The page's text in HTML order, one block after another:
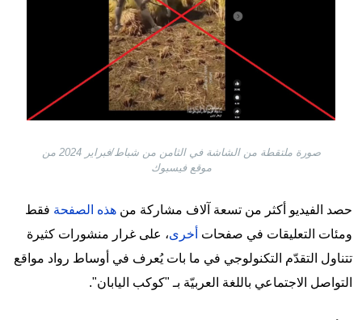
صورة ملتقطة من الشاشة في الثامن من شباط/فبراير 2024 من
موقع فيسبوك
حصد الفيديو أكثر من تسعة آلاف مشاركة من هذه الصفحة فقط
ومئات التعليقات في صفحات أخرى، على غرار منشورات كثيرة
تتناول التقدّم التكنولوجي في ما بات يُعرف في أوساط رواد مواقع
التواصل الاجتماعي باللغة العربيّة بـ "كوكب اليابان".